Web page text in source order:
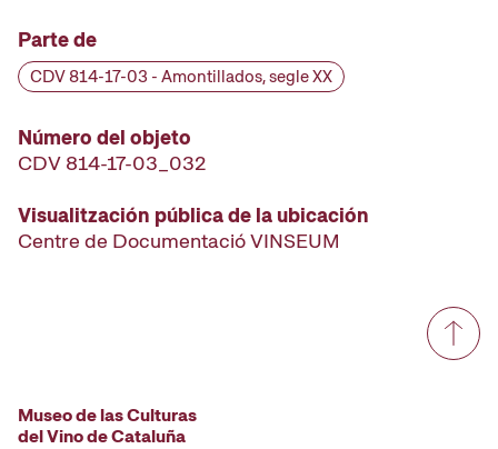
Parte de
CDV 814-17-03 - Amontillados, segle XX
Número del objeto
CDV 814-17-03_032
Visualitzación pública de la ubicación
Centre de Documentació VINSEUM
Museo de las Culturas
del Vino de Cataluña